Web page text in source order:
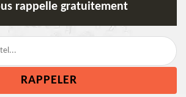
rappelle gratuitement